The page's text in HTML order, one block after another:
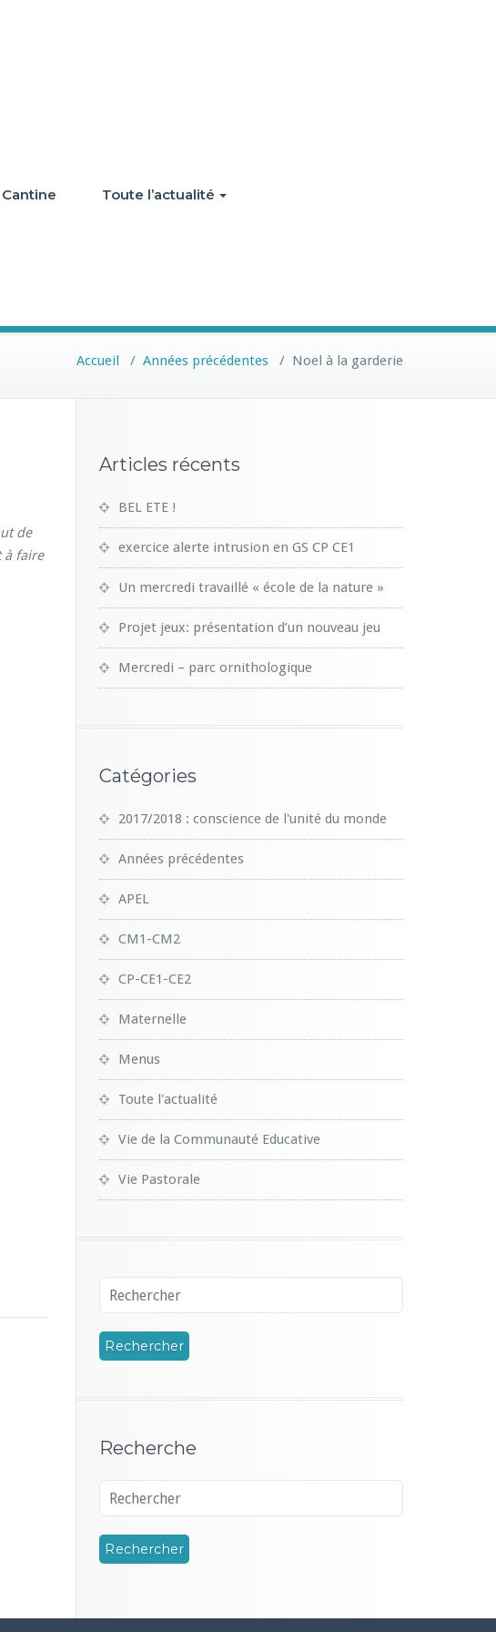
Cantine Toute l’actualité
Accueil / Années précédentes / Noel à la garderie
de
à faire
Articles récents
BEL ETE !
exercice alerte intrusion en GS CP CE1
Un mercredi travaillé « école de la nature »
Projet jeux: présentation d’un nouveau jeu
Mercredi – parc ornithologique
Catégories
2017/2018 : conscience de l'unité du monde
Années précédentes
APEL
CM1-CM2
CP-CE1-CE2
Maternelle
Menus
Toute l'actualité
Vie de la Communauté Educative
Vie Pastorale
Recherche